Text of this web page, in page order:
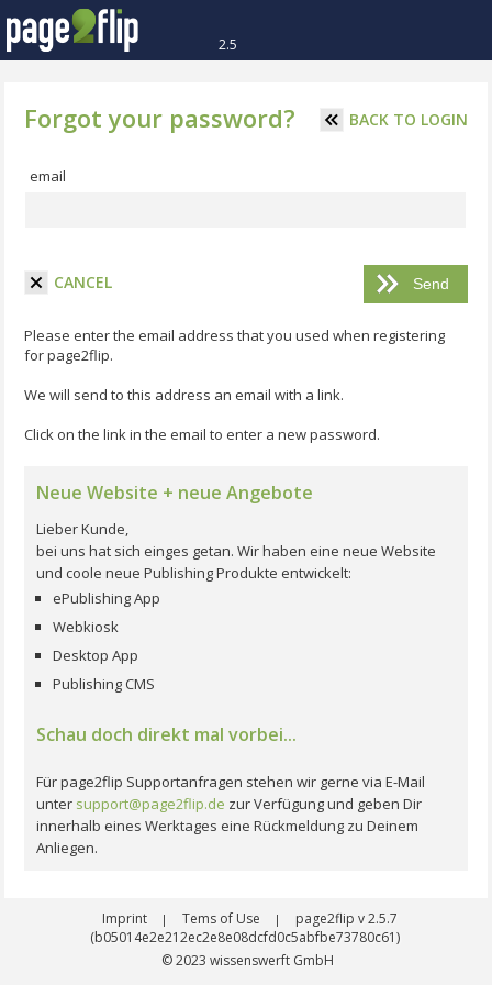
2.5
Forgot your password? BACK TO LOGIN
email
CANCEL
Please enter the email address that you used when registering
for page2flip.
We will send to this address an email with a link.
Click on the link in the email to enter a new password.
Neue Website + neue Angebote
Lieber Kunde,
bei uns hat sich einges getan. Wir haben eine neue Website
und coole neue Publishing Produkte entwickelt:
ePublishing App
Webkiosk
Desktop App
Publishing CMS
Schau doch direkt mal vorbei...
Für page2flip Supportanfragen stehen wir gerne via E-Mail
unter support@page2flip.de zur Verfügung und geben Dir
innerhalb eines Werktages eine Rückmeldung zu Deinem
Anliegen.
Imprint | Tems of Use |
page2flip v 2.5.7
(b05014e2e212ec2e8e08dcfd0c5abfbe73780c61)
© 2023 wissenswerft GmbH